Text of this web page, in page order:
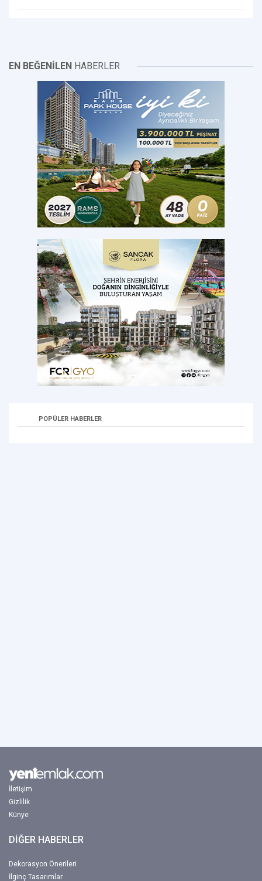
EN BEĞENİLEN HABERLER
POPÜLER HABERLER
İletişim
Gizlilik
Künye
DİĞER HABERLER
Dekorasyon Önerileri
İlginç Tasarımlar